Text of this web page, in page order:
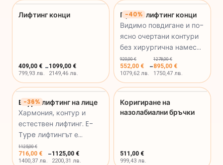
Лифтинг конци
409,00 €
799,93 лв.
-1099,00 €
2149,46 лв.
-40%
Промо лифтинг конци
Видимо повдигане и по-
ясно очертани контури
без хирургична намеса.
Лифтингът с к...
920,00 €
552,00 €
1079,62 лв.
-
1278,00 €
895,00 €
1750,47 лв.
-36%
E type лифтинг на лице
Хармония, контур и
естествен лифтинг. E-
Type лифтингът е
персонализирана
процеду...
1125,00 €
716,00 €
1400,37 лв.
-1125,00 €
2200,31 лв.
Коригиране на
назолабиални бръчки
511,00 €
999,43 лв.